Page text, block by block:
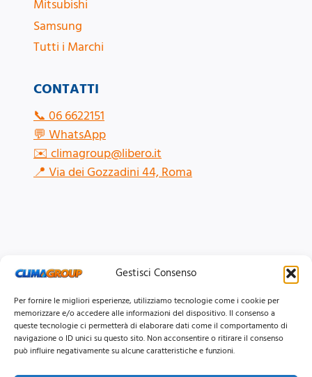
Gestisci Consenso
Per fornire le migliori esperienze, utilizziamo tecnologie come i cookie per
memorizzare e/o accedere alle informazioni del dispositivo. Il consenso a
queste tecnologie ci permetterà di elaborare dati come il comportamento di
navigazione o ID unici su questo sito. Non acconsentire o ritirare il consenso
può influire negativamente su alcune caratteristiche e funzioni.
CONTATTI
📞06 6622151
💬WhatsApp
✉️climagroup@libero.it
📍Via dei Gozzadini 44, Roma
Mitsubishi
Samsung
Tutti i Marchi